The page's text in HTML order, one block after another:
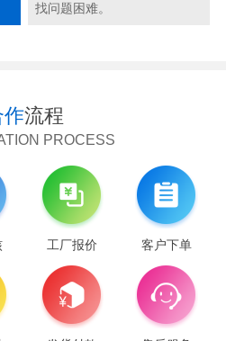
找问题困难。
作流程
PROCESS
工厂报价 客户下单